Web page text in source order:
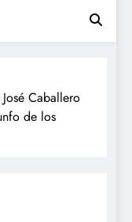
AL DIA •
Caballero
de los